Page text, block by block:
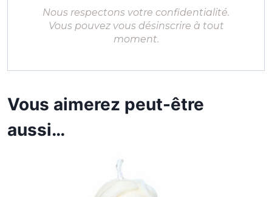
Nous respectons votre confidentialité.
Vous pouvez vous désinscrire à tout
moment.
Vous aimerez peut-être
aussi…